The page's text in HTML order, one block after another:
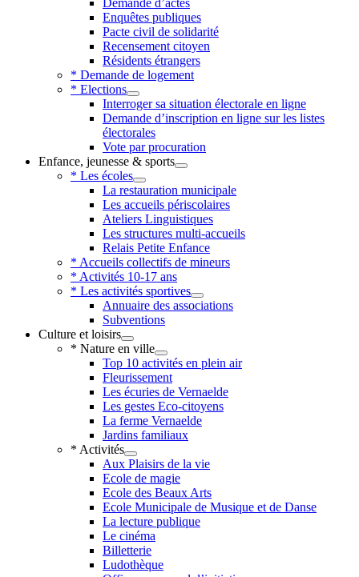
Demande d’actes
Enquêtes publiques
Pacte civil de solidarité
Recensement citoyen
Résidents étrangers
* Demande de logement
* Elections
Interroger sa situation électorale en ligne
Demande d’inscription en ligne sur les listes
électorales
Vote par procuration
Enfance, jeunesse & sports
* Les écoles
La restauration municipale
Les accueils périscolaires
Ateliers Linguistiques
Les structures multi-accueils
Relais Petite Enfance
* Accueils collectifs de mineurs
* Activités 10-17 ans
* Les activités sportives
Annuaire des associations
Subventions
Culture et loisirs
* Nature en ville
Top 10 activités en plein air
Fleurissement
Les écuries de Vernaelde
Les gestes Eco-citoyens
La ferme Vernaelde
Jardins familiaux
* Activités
Aux Plaisirs de la vie
Ecole de magie
Ecole des Beaux Arts
Ecole Municipale de Musique et de Danse
La lecture publique
Le cinéma
Billetterie
Ludothèque